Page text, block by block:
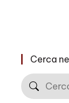
Cerca
Cerca